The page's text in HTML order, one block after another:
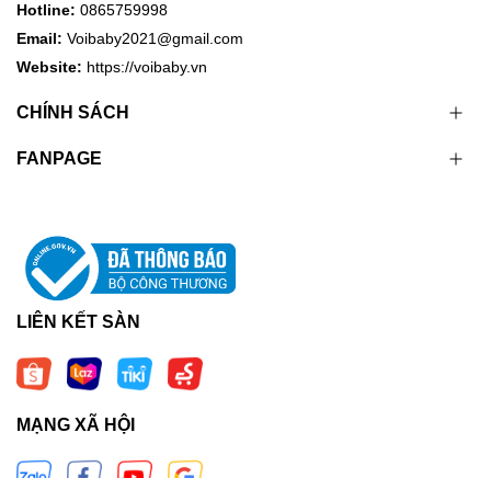
Hotline: 0865759998
Email: Voibaby2021@gmail.com
Website: https://voibaby.vn
CHÍNH SÁCH
FANPAGE
LIÊN KẾT SÀN
MẠNG XÃ HỘI